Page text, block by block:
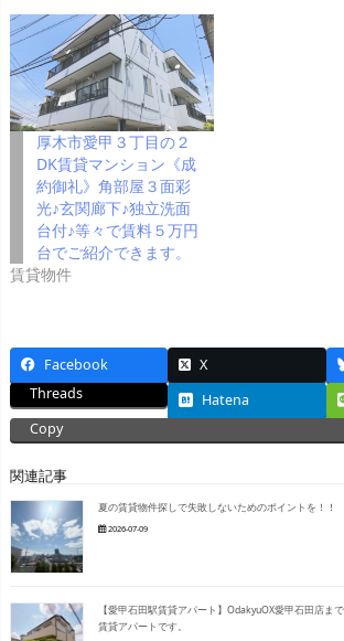
厚木市愛甲３丁目の２
DK賃貸マンション《成
約御礼》角部屋３面彩
光♪玄関廊下♪独立洗面
台付♪等々で賃料５万円
台でご紹介できます。
賃貸物件
Facebook X
Threads
Hatena
Copy
関連記事
夏の賃貸物件探しで失敗しないためのポイントを！！
2026-07-09
【愛甲石田駅賃貸アパート】OdakyuOX愛甲石田店ま
賃貸アパートです。